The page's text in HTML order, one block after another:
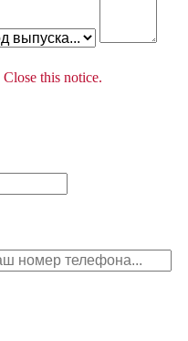
Close this notice.